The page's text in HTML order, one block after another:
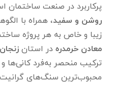
پرکاربرد در صنعت ساختمان
روشن و سفید، همراه با
زیبا و خاص به هر پروژه
معادن خرمدره در استان زنجان
ترکیب منحصر به‌فرد کانی‌ها
محبوب‌ترین سنگ‌های گرانیت